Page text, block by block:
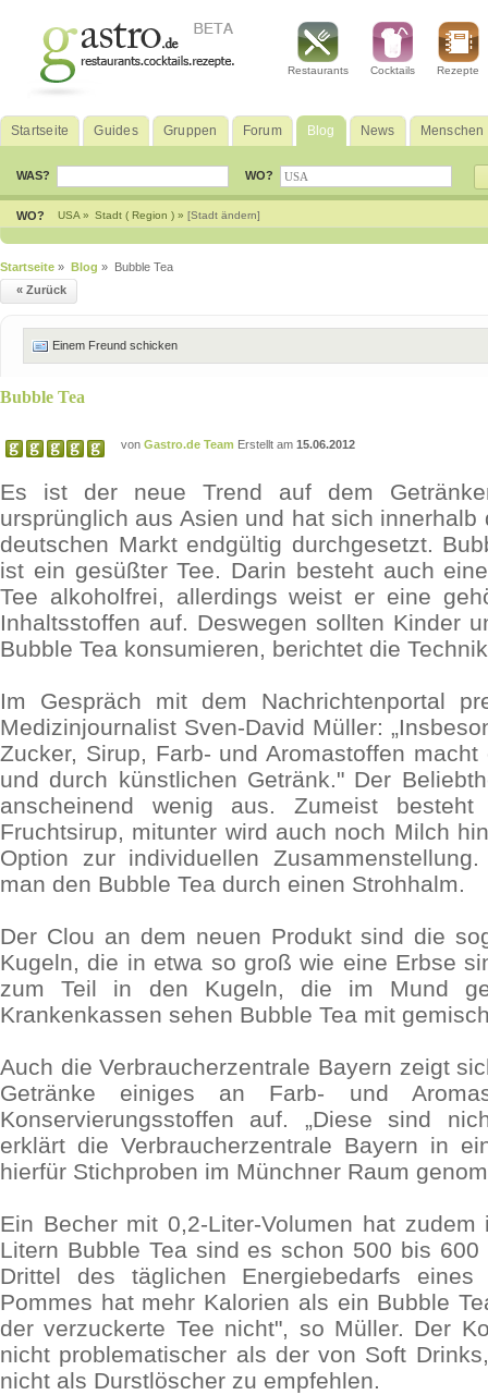
Restaurants Cocktails Rezepte
Startseite Guides Gruppen Forum Blog News Menschen
WAS? WO?
WO? USA » Stadt ( Region ) » [Stadt ändern]
Startseite » Blog » Bubble Tea
« Zurück
Einem Freund schicken
Bubble Tea
von Gastro.de Team Erstellt am 15.06.2012
Es ist der neue Trend auf dem
ursprünglich aus Asien und hat sich
deutschen Markt endgültig durchgesetzt.
ist ein gesüßter Tee. Darin besteht auch
Tee alkoholfrei, allerdings weist er eine
Inhaltsstoffen auf. Deswegen sollten Kinder
Bubble Tea konsumieren, berichtet die
Im Gespräch mit dem Nachrichtenportal
Medizinjournalist Sven-David Müller:
Zucker, Sirup, Farb- und Aromastoffen
und durch künstlichen Getränk." Der
anscheinend wenig aus. Zumeist
Fruchtsirup, mitunter wird auch noch Milch
Option zur individuellen
man den Bubble Tea durch einen Strohhalm.
Der Clou an dem neuen Produkt sind die
Kugeln, die in etwa so groß wie eine Erbse
zum Teil in den Kugeln, die im Mund
Krankenkassen sehen Bubble Tea mit
Auch die Verbraucherzentrale Bayern zeigt
Getränke einiges an Farb- und
Konservierungsstoffen auf. „Diese sind
erklärt die Verbraucherzentrale Bayern in
hierfür Stichproben im Münchner Raum
Ein Becher mit 0,2-Liter-Volumen hat
Litern Bubble Tea sind es schon 500 bis
Drittel des täglichen Energiebedarfs
Pommes hat mehr Kalorien als ein Bubble
der verzuckerte Tee nicht", so Müller. Der
nicht problematischer als der von Soft
nicht als Durstlöscher zu empfehlen.